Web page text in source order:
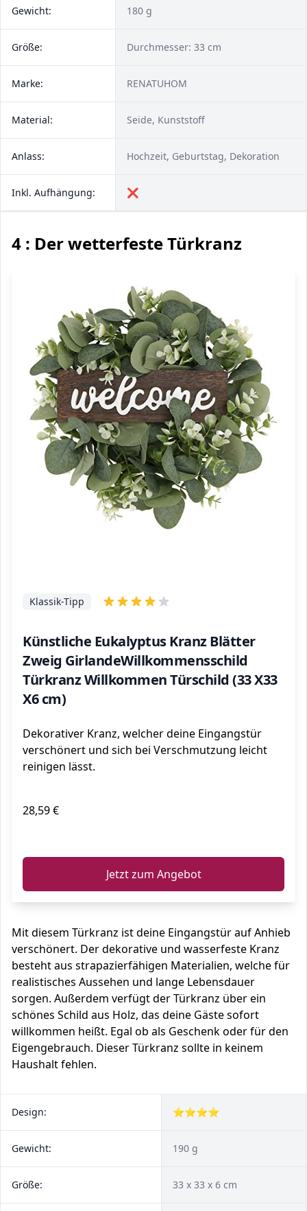
Gewicht: 180 g
Größe: Durchmesser: 33 cm
Marke: RENATUHOM
Material: Seide, Kunststoff
Anlass: Hochzeit, Geburtstag, Dekoration
Inkl. Aufhängung: ❌
4 : Der wetterfeste Türkranz
Künstliche Eukalyptus Kranz Blätter
Zweig GirlandeWillkommensschild
Türkranz Willkommen Türschild (33 X33
X6 cm)
Klassik-Tipp
Dekorativer Kranz, welcher deine Eingangstür
verschönert und sich bei Verschmutzung leicht
reinigen lässt.
28,59 €
Jetzt zum Angebot
Mit diesem Türkranz ist deine Eingangstür auf Anhieb
verschönert. Der dekorative und wasserfeste Kranz
besteht aus strapazierfähigen Materialien, welche für
realistisches Aussehen und lange Lebensdauer
sorgen. Außerdem verfügt der Türkranz über ein
schönes Schild aus Holz, das deine Gäste sofort
willkommen heißt. Egal ob als Geschenk oder für den
Eigengebrauch. Dieser Türkranz sollte in keinem
Haushalt fehlen.
Design: ⭐⭐⭐⭐
Gewicht: 190 g
Größe: 33 x 33 x 6 cm